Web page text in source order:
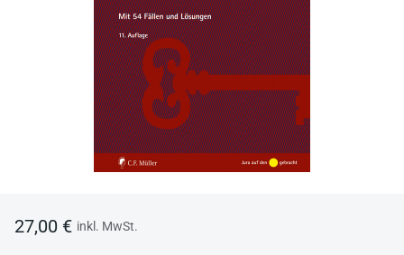
27,00 € inkl. MwSt.